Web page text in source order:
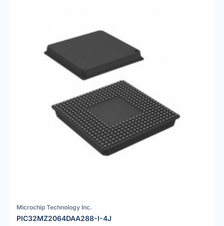
Microchip Technology Inc.
PIC32MZ2064DAA288-I-4J